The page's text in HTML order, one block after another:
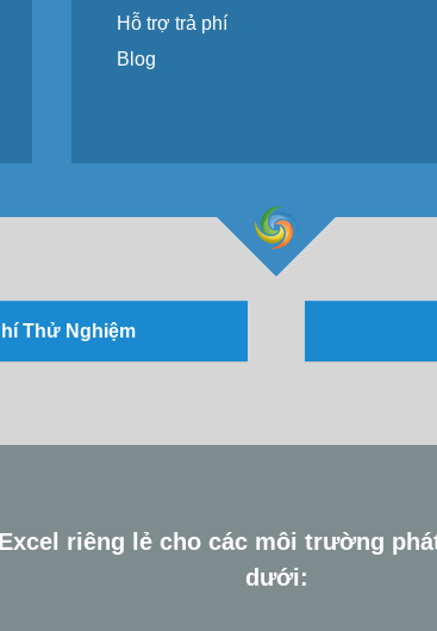
Hỗ trợ trả phí
Blog
Thử Nghiệm
riêng lẻ cho các môi trường
dưới: